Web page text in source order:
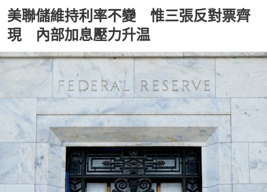
美聯儲維持利率不變 惟三張反對票齊
現 內部加息壓力升温